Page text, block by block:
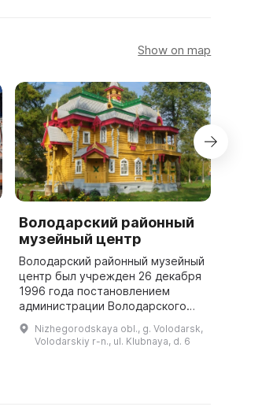
Show on map
Володарский районный
музейный центр
Володарский районный музейный
центр был учрежден 26 декабря
1996 года постановлением
администрации Володарского
района Нижегородской области.
В его фондах собраны предметы,
Nizhegorodskaya obl., g. Volodarsk,
Volodarskiy r-n., ul. Klubnaya, d. 6